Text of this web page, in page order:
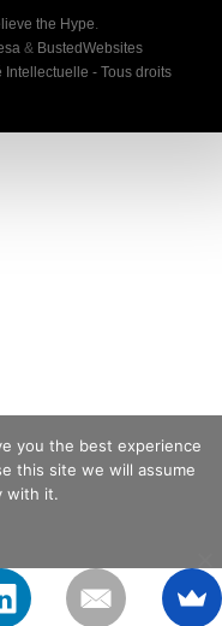
the Hype.
& BustedWebsites
- Tous droits
you the best experience
this site we will assume
with it.